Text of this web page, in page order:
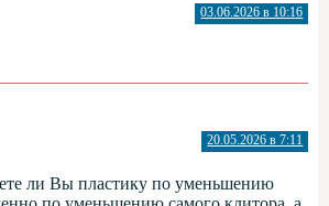
03.06.2026 в 10:16
20.05.2026 в 7:11
ли Вы пластику по уменьшению